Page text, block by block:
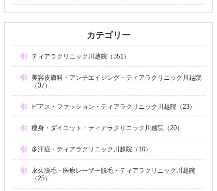
カテゴリー
ティアラクリニック川越院（351）
美容皮膚科・アンチエイジング・ティアラクリニック川越院
（37）
ピアス・ファッション・ティアラクリニック川越院（23）
痩身・ダイエット・ティアラクリニック川越院（20）
多汗症・ティアラクリニック川越院（10）
永久脱毛・医療レーザー脱毛・ティアラクリニック川越院
（25）